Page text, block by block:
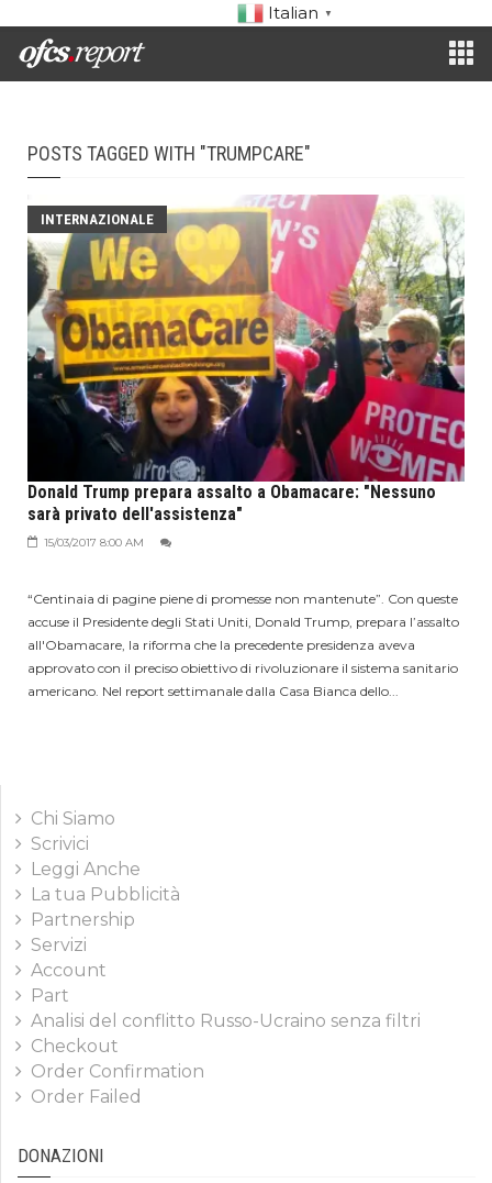
Italian ▼
POSTS TAGGED WITH "TRUMPCARE"
INTERNAZIONALE
Donald Trump prepara assalto a Obamacare: "Nessuno
sarà privato dell'assistenza"
15/03/2017 8:00 AM
“Centinaia di pagine piene di promesse non mantenute”. Con queste
accuse il Presidente degli Stati Uniti, Donald Trump, prepara l’assalto
all'Obamacare, la riforma che la precedente presidenza aveva
approvato con il preciso obiettivo di rivoluzionare il sistema sanitario
americano. Nel report settimanale dalla Casa Bianca dello...
Chi Siamo
Scrivici
Leggi Anche
La tua Pubblicità
Partnership
Servizi
Account
Part
Analisi del conflitto Russo-Ucraino senza filtri
Checkout
Order Confirmation
Order Failed
DONAZIONI